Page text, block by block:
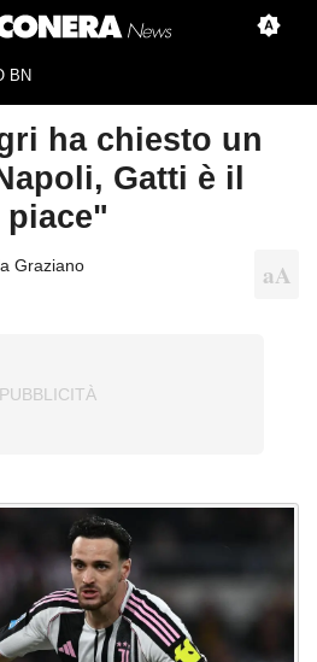
BN
ha chiesto un
Gatti è il
Graziano